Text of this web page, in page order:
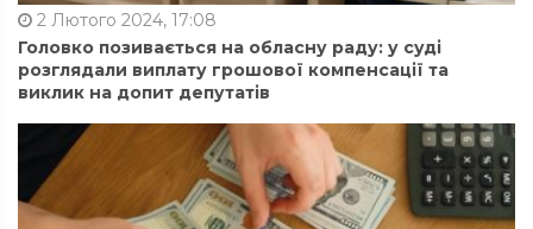
2 Лютого 2024, 17:08
Головко позивається на обласну раду: у суді
розглядали виплату грошової компенсації та
виклик на допит депутатів